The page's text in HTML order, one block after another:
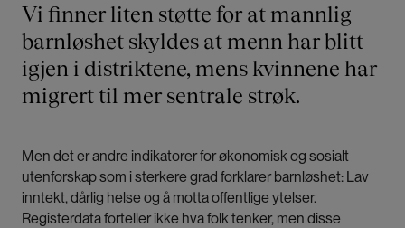
Vi finner liten støtte for at mannlig
barnløshet skyldes at menn har blitt
igjen i distriktene, mens kvinnene har
migrert til mer sentrale strøk.
Men det er andre indikatorer for økonomisk og sosialt
utenforskap som i sterkere grad forklarer barnløshet: Lav
inntekt, dårlig helse og å motta offentlige ytelser.
Registerdata forteller ikke hva folk tenker, men disse